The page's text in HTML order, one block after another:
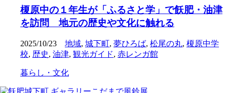
榎原中の１年生が「ふるさと学」で飫肥・油津
を訪問 地元の歴史や文化に触れる
2025/10/23 地域, 城下町, 夢ひろば, 松尾の丸, 榎原中学
校, 歴史, 油津, 観光ガイド, 赤レンガ館
暮らし・文化